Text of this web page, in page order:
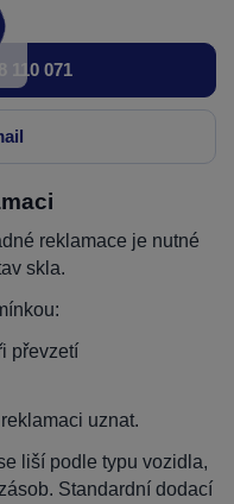
110 071
reklamace je nutné
skla.
převzetí
uznat.
liší podle typu vozidla,
Standardní dodací